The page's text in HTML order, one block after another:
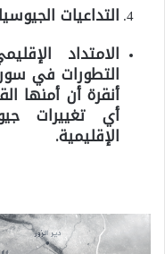
التداعيات
الامتداد
التطورات في
أنقرة أن أمنها
أي تغييرات
الإقليمية.